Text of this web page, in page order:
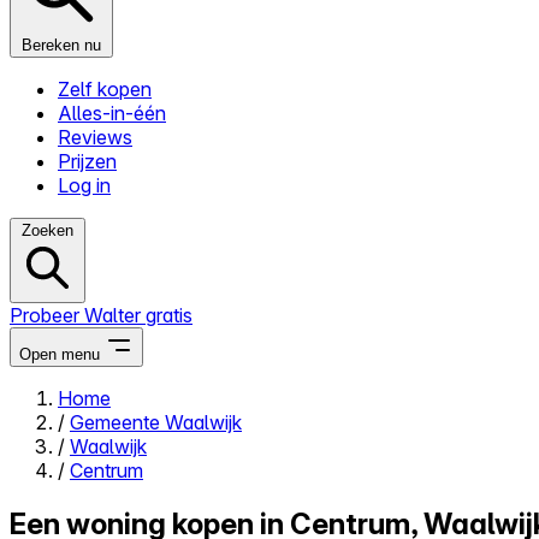
Bereken nu
Zelf kopen
Alles-in-één
Reviews
Prijzen
Log in
Zoeken
Probeer Walter gratis
Open menu
Close menu
Home
/ Gemeente Waalwijk
/ Waalwijk
/ Centrum
Een woning kopen in Centrum,